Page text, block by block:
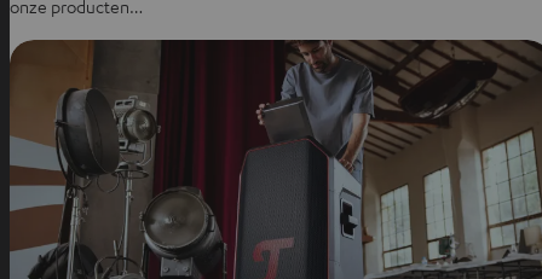
onze producten…